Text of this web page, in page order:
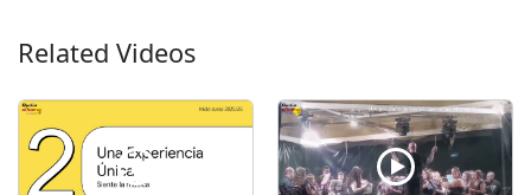
Related Videos